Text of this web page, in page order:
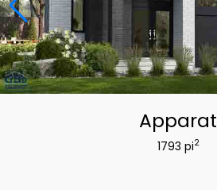
Apparat
1793 pi2